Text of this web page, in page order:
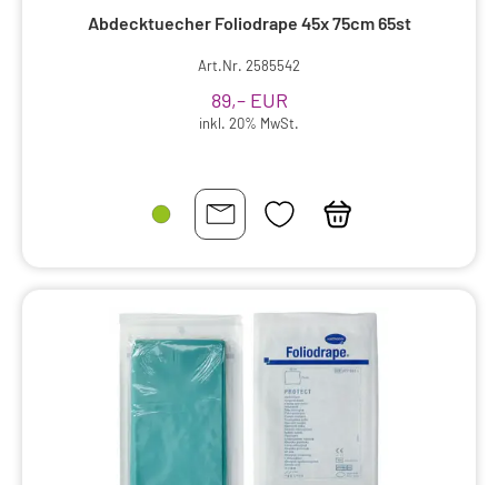
Abdecktuecher Foliodrape 45x 75cm 65st
Art.Nr. 2585542
89,– EUR
inkl. 20% MwSt.